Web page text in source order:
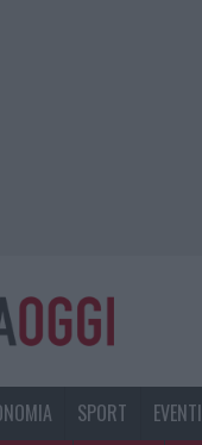
SPORT EVENTI